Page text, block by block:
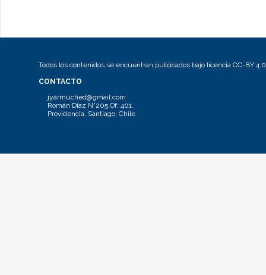
Todos los contenidos se encuentran publicados bajo licencia CC-BY 4.0
CONTACTO
jyarmuched@gmail.com
Román Díaz N°205 Of. 401.
Providencia, Santiago, Chile